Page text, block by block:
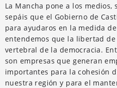
La Mancha pone a los medios,
sepáis que el Gobierno de
para ayudaros en la medida
entendemos que la libertad
vertebral de la democracia.
son empresas que generan
importantes para la cohesión
nuestra región y para el